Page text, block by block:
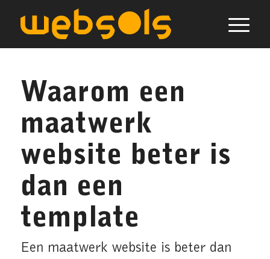
Waarom een
maatwerk
website beter is
dan een
template
Een maatwerk website is beter dan